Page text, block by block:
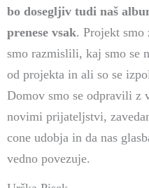
bo dosegljiv tudi naš
prenese vsak. Projekt
smo razmislili, kaj smo se
od projekta in ali so se
Domov smo se odpravili z
novimi prijateljstvi,
cone udobja in da nas
vedno povezuje.